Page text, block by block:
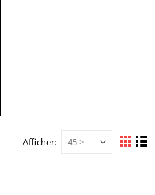
Afficher
Afficher
Grille